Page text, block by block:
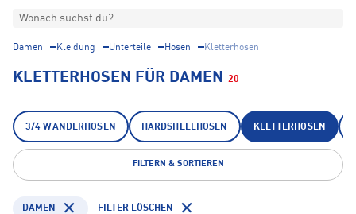
Wonach suchst du?
Damen Kleidung Unterteile Hosen Kletterhosen
KLETTERHOSEN FÜR DAMEN 20
3/4 WANDERHOSEN HARDSHELLHOSEN KLETTERHOSEN
FILTERN & SORTIEREN
DAMEN FILTER LÖSCHEN